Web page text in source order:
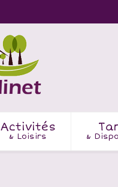
Activités
& Loisirs &